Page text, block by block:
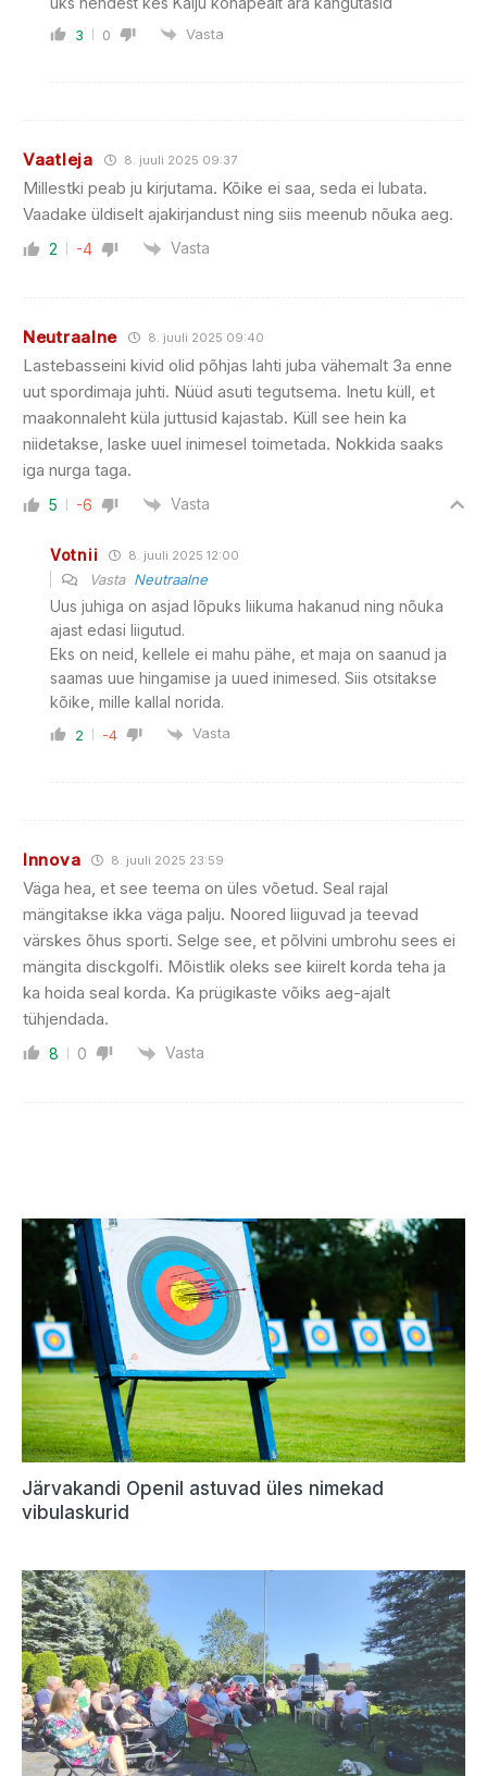
3 0 Vasta
Vaatleja 8. juuli 2025 09:37
Millestki peab ju kirjutama. Kõike ei saa, seda ei lubata.
Vaadake üldiselt ajakirjandust ning siis meenub nõuka aeg.
2 -4 Vasta
Neutraalne 8. juuli 2025 09:40
Lastebasseini kivid olid põhjas lahti juba vähemalt 3a enne
uut spordimaja juhti. Nüüd asuti tegutsema. Inetu küll, et
maakonnaleht küla juttusid kajastab. Küll see hein ka
niidetakse, laske uuel inimesel toimetada. Nokkida saaks
iga nurga taga.
5 -6 Vasta
Votnii 8. juuli 2025 12:00
Vasta Neutraalne
Uus juhiga on asjad lõpuks liikuma hakanud ning nõuka
ajast edasi liigutud.
Eks on neid, kellele ei mahu pähe, et maja on saanud ja
saamas uue hingamise ja uued inimesed. Siis otsitakse
kõike, mille kallal norida.
2 -4 Vasta
Innova 8. juuli 2025 23:59
Väga hea, et see teema on üles võetud. Seal rajal
mängitakse ikka väga palju. Noored liiguvad ja teevad
värskes õhus sporti. Selge see, et põlvini umbrohu sees ei
mängita disckgolfi. Mõistlik oleks see kiirelt korda teha ja
ka hoida seal korda. Ka prügikaste võiks aeg-ajalt
tühjendada.
8 0 Vasta
Järvakandi Openil astuvad üles nimekad
vibulaskurid